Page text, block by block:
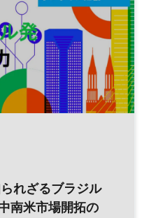
れざるブラジル
南米市場開拓の